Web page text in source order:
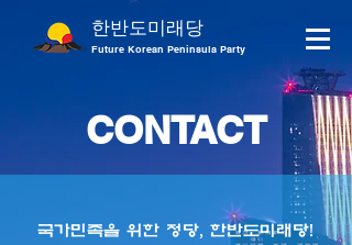
한반도미래당
Future Korean Peninsula Party
CONTACT
국가민족을 위한 정당, 한반도미래당!